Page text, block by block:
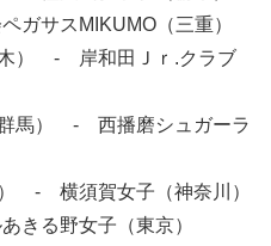
サスMIKUMO（三重）
木） - 岸和田Ｊｒ.クラブ
群馬） - 西播磨シュガーラ
- 横須賀女子（神奈川）
る野女子（東京）